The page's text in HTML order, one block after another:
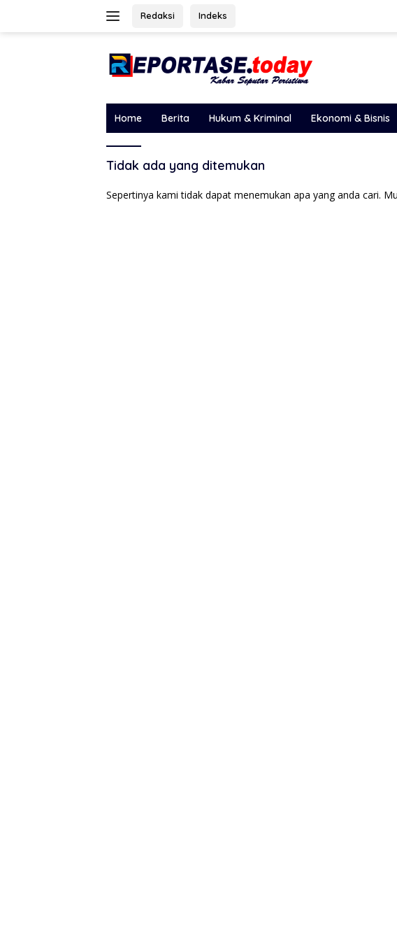
Redaksi Indeks
Home Berita Hukum & Kriminal Ekonomi & Bisnis
Tidak ada yang ditemukan
Sepertinya kami tidak dapat menemukan apa yang anda cari.